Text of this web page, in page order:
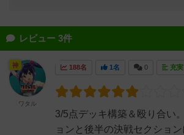
レビュー 3件
188名 1名 0 充実
3/5点デッキ構築＆殴り合い
ョンと後半の決戦セクショ
神
ワタル